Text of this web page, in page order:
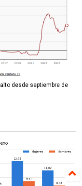
desde septiembre de